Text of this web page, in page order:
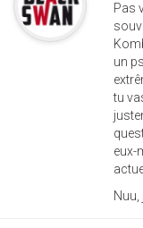
Pas
un
tu
eux-
Nuu,